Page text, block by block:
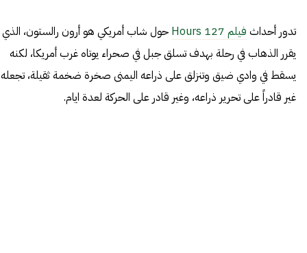
تدور أحداث فيلم 127 Hours
حول شاب أمريكي هو أرون رالستون، الذي
يقرر الذهاب في رحلة بهدف تسلق جبل في صحراء يوتاه غرب أمريكا، لكنه
يسقط في وادي ضيق وتنزلق على ذراعه اليمنى صخرة ضخمة ثقيلة، تجعله
غير قادراً على تحرير ذراعه، وغير قادر على الحركة لعدة ايام.